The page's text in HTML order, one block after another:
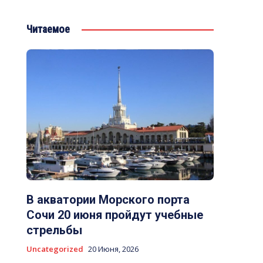
Читаемое
В акватории Морского порта
Сочи 20 июня пройдут учебные
стрельбы
Uncategorized 20 Июня, 2026